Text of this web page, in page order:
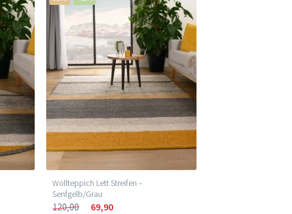
Wollteppich Lett Streifen –
Senfgelb/Grau
120,00 69,90